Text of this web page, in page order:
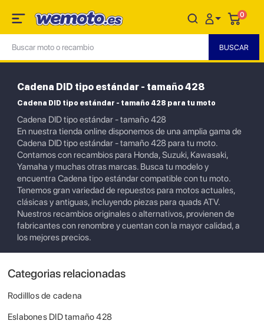
0
Cadena DID tipo estándar - tamaño 428
Cadena DID tipo estándar - tamaño 428 para tu moto
Cadena DID tipo estándar - tamaño 428
En nuestra tienda online disponemos de una amplia gama de
Cadena DID tipo estándar - tamaño 428 para tu moto.
Contamos con recambios para Honda, Suzuki, Kawasaki,
Yamaha y muchas otras marcas. Busca tu modelo y
encuentra Cadena tipo estándar compatible con tu moto.
Tenemos gran variedad de repuestos para motos actuales,
clásicas y antiguas, incluyendo piezas para quads ATV.
Nuestros recambios originales o alternativos, provienen de
fabricantes con renombre y cuentan con la mayor calidad, a
los mejores precios.
Categorias relacionadas
Rodilllos de cadena
Eslabones DID tamaño 428